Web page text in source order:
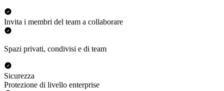
Invita i membri del team a collaborare
Spazi privati, condivisi e di team
Sicurezza
Protezione di livello enterprise